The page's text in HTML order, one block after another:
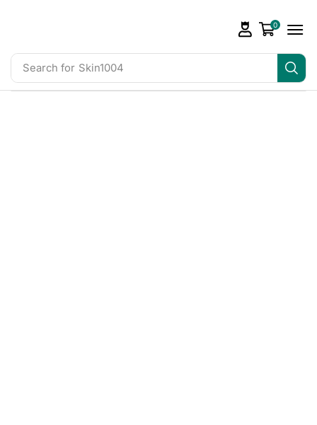
Search for Skin1004
0